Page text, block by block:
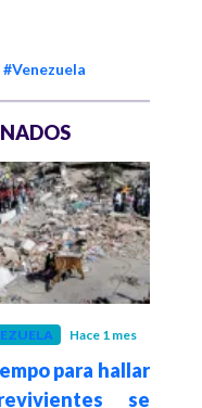
#Venezuela
Hace 1 mes
para hallar
se